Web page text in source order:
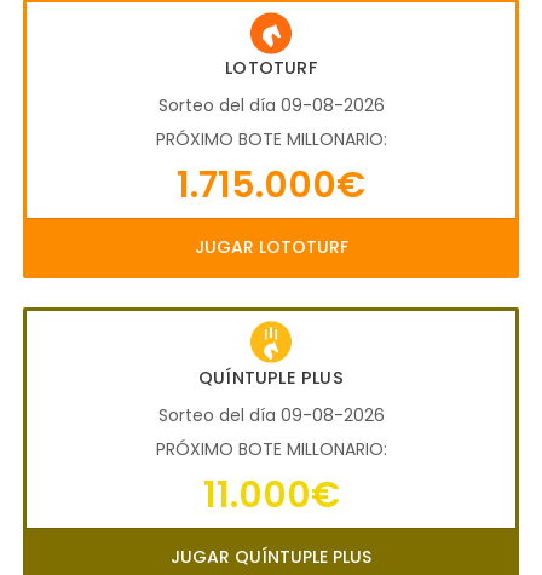
LOTOTURF
Sorteo del día 09-08-2026
PRÓXIMO BOTE MILLONARIO:
1.715.000€
JUGAR LOTOTURF
QUÍNTUPLE PLUS
Sorteo del día 09-08-2026
PRÓXIMO BOTE MILLONARIO:
11.000€
JUGAR QUÍNTUPLE PLUS